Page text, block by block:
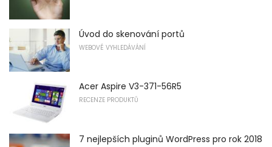
Úvod do skenování portů
WEBOVÉ VYHLEDÁVÁNÍ
Acer Aspire V3-371-56R5
RECENZE PRODUKTŮ
7 nejlepších pluginů WordPress pro rok 2018